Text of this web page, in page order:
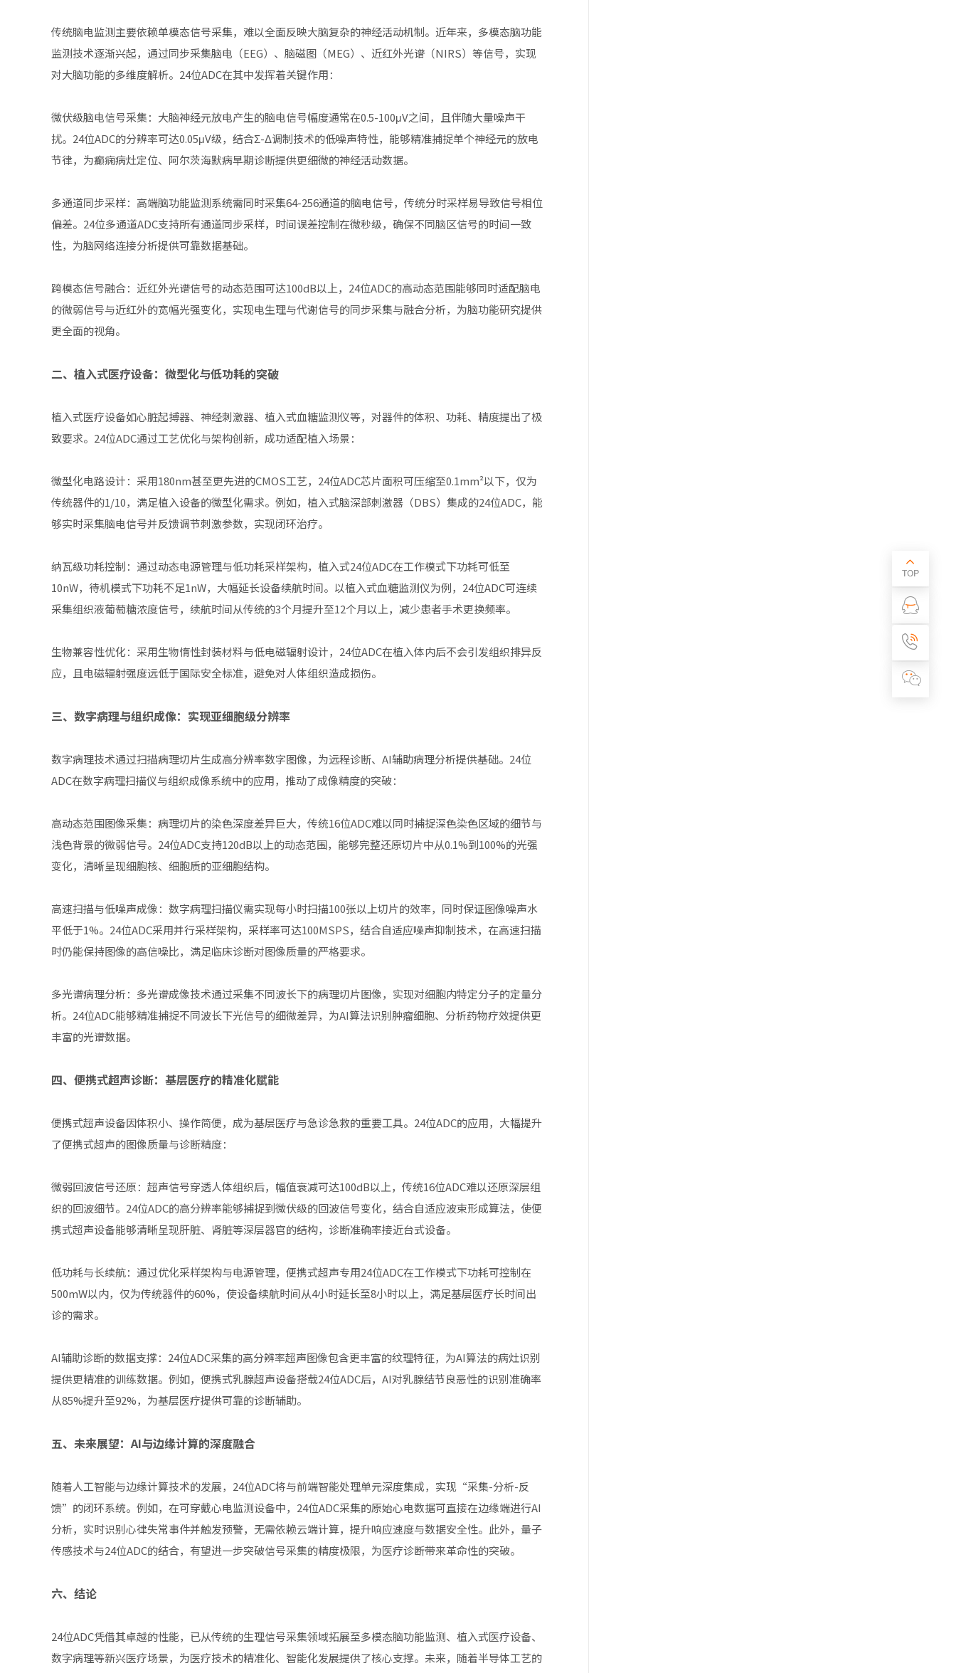
传统脑电监测主要依赖单模态信号采集，难以全面反映大脑复杂的神经活动机制。近年来，多模态脑功能
监测技术逐渐兴起，通过同步采集脑电（EEG）、脑磁图（MEG）、近红外光谱（NIRS）等信号，实现
对大脑功能的多维度解析。24位ADC在其中发挥着关键作用：
微伏级脑电信号采集：大脑神经元放电产生的脑电信号幅度通常在0.5-100μV之间，且伴随大量噪声干
扰。24位ADC的分辨率可达0.05μV级，结合Σ-Δ调制技术的低噪声特性，能够精准捕捉单个神经元的放电
节律，为癫痫病灶定位、阿尔茨海默病早期诊断提供更细微的神经活动数据。
多通道同步采样：高端脑功能监测系统需同时采集64-256通道的脑电信号，传统分时采样易导致信号相位
偏差。24位多通道ADC支持所有通道同步采样，时间误差控制在微秒级，确保不同脑区信号的时间一致
性，为脑网络连接分析提供可靠数据基础。
跨模态信号融合：近红外光谱信号的动态范围可达100dB以上，24位ADC的高动态范围能够同时适配脑电
的微弱信号与近红外的宽幅光强变化，实现电生理与代谢信号的同步采集与融合分析，为脑功能研究提供
更全面的视角。
二、植入式医疗设备：微型化与低功耗的突破
植入式医疗设备如心脏起搏器、神经刺激器、植入式血糖监测仪等，对器件的体积、功耗、精度提出了极
致要求。24位ADC通过工艺优化与架构创新，成功适配植入场景：
微型化电路设计：采用180nm甚至更先进的CMOS工艺，24位ADC芯片面积可压缩至0.1mm²以下，仅为
传统器件的1/10，满足植入设备的微型化需求。例如，植入式脑深部刺激器（DBS）集成的24位ADC，能
够实时采集脑电信号并反馈调节刺激参数，实现闭环治疗。
纳瓦级功耗控制：通过动态电源管理与低功耗采样架构，植入式24位ADC在工作模式下功耗可低至
10nW，待机模式下功耗不足1nW，大幅延长设备续航时间。以植入式血糖监测仪为例，24位ADC可连续
采集组织液葡萄糖浓度信号，续航时间从传统的3个月提升至12个月以上，减少患者手术更换频率。
生物兼容性优化：采用生物惰性封装材料与低电磁辐射设计，24位ADC在植入体内后不会引发组织排异反
应，且电磁辐射强度远低于国际安全标准，避免对人体组织造成损伤。
三、数字病理与组织成像：实现亚细胞级分辨率
数字病理技术通过扫描病理切片生成高分辨率数字图像，为远程诊断、AI辅助病理分析提供基础。24位
ADC在数字病理扫描仪与组织成像系统中的应用，推动了成像精度的突破：
高动态范围图像采集：病理切片的染色深度差异巨大，传统16位ADC难以同时捕捉深色染色区域的细节与
浅色背景的微弱信号。24位ADC支持120dB以上的动态范围，能够完整还原切片中从0.1%到100%的光强
变化，清晰呈现细胞核、细胞质的亚细胞结构。
高速扫描与低噪声成像：数字病理扫描仪需实现每小时扫描100张以上切片的效率，同时保证图像噪声水
平低于1%。24位ADC采用并行采样架构，采样率可达100MSPS，结合自适应噪声抑制技术，在高速扫描
时仍能保持图像的高信噪比，满足临床诊断对图像质量的严格要求。
多光谱病理分析：多光谱成像技术通过采集不同波长下的病理切片图像，实现对细胞内特定分子的定量分
析。24位ADC能够精准捕捉不同波长下光信号的细微差异，为AI算法识别肿瘤细胞、分析药物疗效提供更
丰富的光谱数据。
四、便携式超声诊断：基层医疗的精准化赋能
便携式超声设备因体积小、操作简便，成为基层医疗与急诊急救的重要工具。24位ADC的应用，大幅提升
了便携式超声的图像质量与诊断精度：
微弱回波信号还原：超声信号穿透人体组织后，幅值衰减可达100dB以上，传统16位ADC难以还原深层组
织的回波细节。24位ADC的高分辨率能够捕捉到微伏级的回波信号变化，结合自适应波束形成算法，使便
携式超声设备能够清晰呈现肝脏、肾脏等深层器官的结构，诊断准确率接近台式设备。
低功耗与长续航：通过优化采样架构与电源管理，便携式超声专用24位ADC在工作模式下功耗可控制在
500mW以内，仅为传统器件的60%，使设备续航时间从4小时延长至8小时以上，满足基层医疗长时间出
诊的需求。
AI辅助诊断的数据支撑：24位ADC采集的高分辨率超声图像包含更丰富的纹理特征，为AI算法的病灶识别
提供更精准的训练数据。例如，便携式乳腺超声设备搭载24位ADC后，AI对乳腺结节良恶性的识别准确率
从85%提升至92%，为基层医疗提供可靠的诊断辅助。
五、未来展望：AI与边缘计算的深度融合
随着人工智能与边缘计算技术的发展，24位ADC将与前端智能处理单元深度集成，实现“采集-分析-反
馈”的闭环系统。例如，在可穿戴心电监测设备中，24位ADC采集的原始心电数据可直接在边缘端进行AI
分析，实时识别心律失常事件并触发预警，无需依赖云端计算，提升响应速度与数据安全性。此外，量子
传感技术与24位ADC的结合，有望进一步突破信号采集的精度极限，为医疗诊断带来革命性的突破。
六、结论
24位ADC凭借其卓越的性能，已从传统的生理信号采集领域拓展至多模态脑功能监测、植入式医疗设备、
数字病理等新兴医疗场景，为医疗技术的精准化、智能化发展提供了核心支撑。未来，随着半导体工艺的